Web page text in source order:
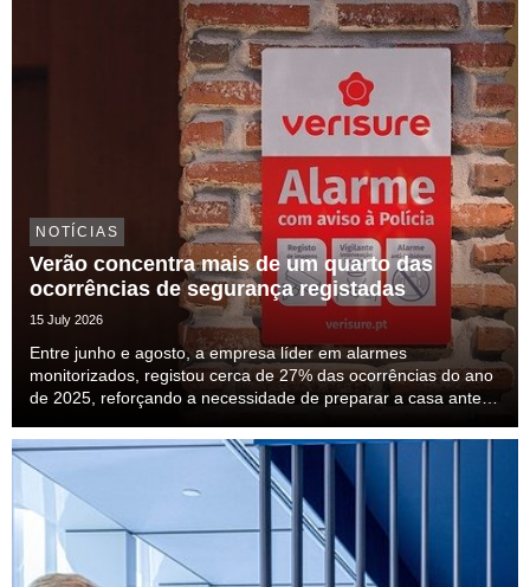
NOTÍCIAS
Verão concentra mais de um quarto das
ocorrências de segurança registadas
15 July 2026
Entre junho e agosto, a empresa líder em alarmes
monitorizados, registou cerca de 27% das ocorrências do ano
de 2025, reforçando a necessidade de preparar a casa antes